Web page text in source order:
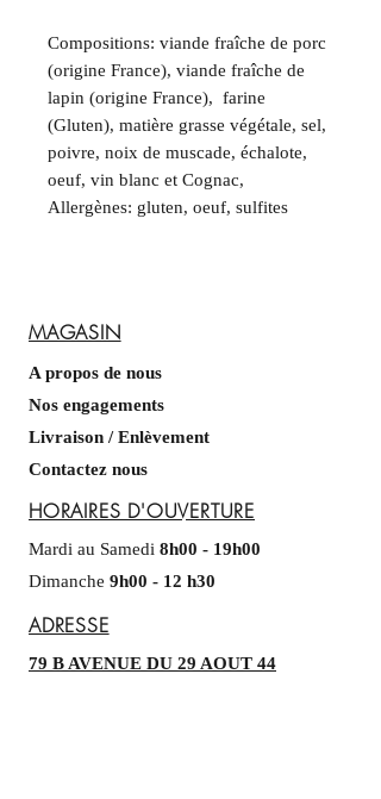
Compositions: viande fraîche de porc
(origine France), viande fraîche de
lapin (origine France), farine
(Gluten), matière grasse végétale, sel,
poivre, noix de muscade, échalote,
oeuf, vin blanc et Cognac,
Allergènes: gluten, oeuf, sulfites
MAGASIN
A propos de nous
Nos engagements
Livraison / Enlèvement
Contactez nous
HORAIRES D'OUVERTURE
Mardi au Samedi 8h00 - 19h00
Dimanche 9h00 - 12 h30
ADRESSE
79 B AVENUE DU 29 AOUT 44